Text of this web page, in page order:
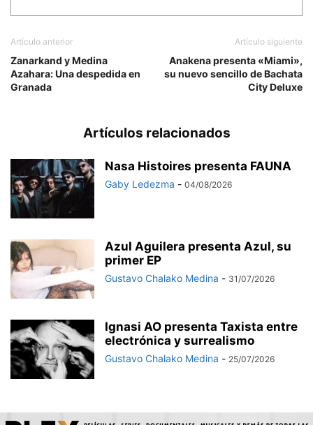
Artículo anterior
Zanarkand y Medina
Azahara: Una despedida en
Granada
Artículo siguiente
Anakena presenta «Miami»,
su nuevo sencillo de Bachata
City Deluxe
Artículos relacionados
Nasa Histoires presenta FAUNA
Gaby Ledezma - 04/08/2026
Azul Aguilera presenta Azul, su
primer EP
Gustavo Chalako Medina - 31/07/2026
Ignasi AO presenta Taxista entre
electrónica y surrealismo
Gustavo Chalako Medina - 25/07/2026